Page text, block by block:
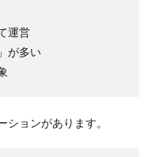
運営
が多い
ョンがあります。